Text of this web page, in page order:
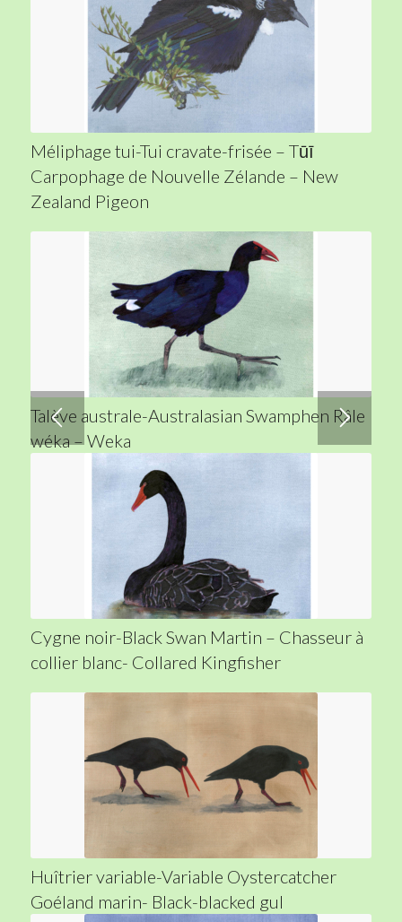
Méliphage tui-Tui cravate-frisée – Tūī
Carpophage de Nouvelle Zélande – New
Zealand Pigeon
Talève australe-Australasian Swamphen Râle
wéka – Weka
Cygne noir-Black Swan Martin – Chasseur à
collier blanc- Collared Kingfisher
Huîtrier variable-Variable Oystercatcher
Goéland marin- Black-blacked gul